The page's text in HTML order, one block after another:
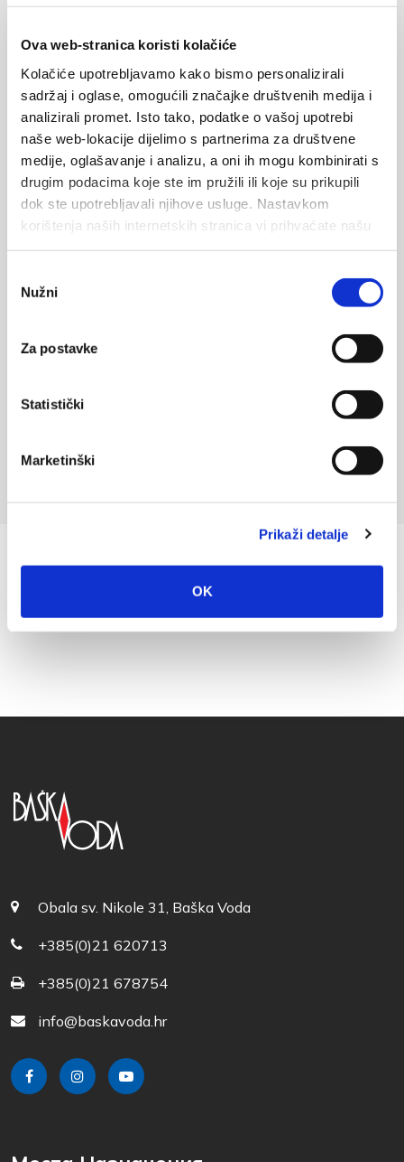
Ova web-stranica koristi kolačiće
Kolačiće upotrebljavamo kako bismo personalizirali
sadržaj i oglase, omogućili značajke društvenih medija i
analizirali promet. Isto tako, podatke o vašoj upotrebi
naše web-lokacije dijelimo s partnerima za društvene
medije, oglašavanje i analizu, a oni ih mogu kombinirati s
drugim podacima koje ste im pružili ili koje su prikupili
dok ste upotrebljavali njihove usluge. Nastavkom
korištenja naših internetskih stranica vi prihvaćate našu
pristanka
Nužni
Za postavke
Statistički
Marketinški
Prikaži detalje
OK
ОТПРАВИТЬ
Карта Спутник
Obala sv. Nikole 31, Baška Voda
+385(0)21 620713
+385(0)21 678754
info@baskavoda.hr